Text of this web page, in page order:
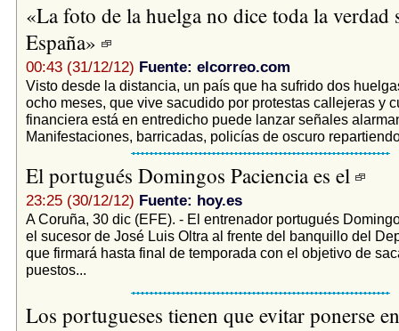
«La foto de la huelga no dice toda la verdad
España»
00:43 (31/12/12) Fuente: elcorreo.com
Visto desde la distancia, un país que ha sufrido dos
ocho meses, que vive sacudido por protestas callejeras y
financiera está en entredicho puede lanzar señales
Manifestaciones, barricadas, policías de oscuro
El portugués Domingos Paciencia es el
23:25 (30/12/12) Fuente: hoy.es
A Coruña, 30 dic (EFE). - El entrenador portugués
el sucesor de José Luis Oltra al frente del banquillo del
que firmará hasta final de temporada con el objetivo de
puestos...
Los portugueses tienen que evitar ponerse